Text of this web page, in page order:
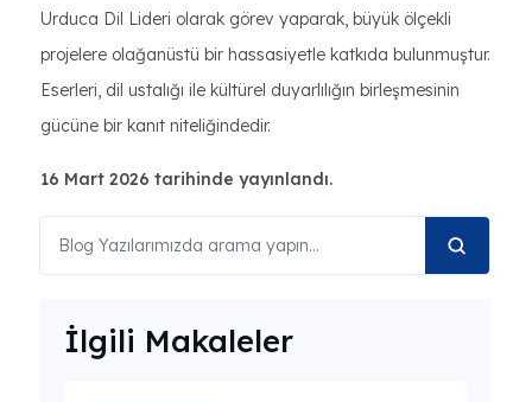
Urduca Dil Lideri olarak görev yaparak, büyük ölçekli
projelere olağanüstü bir hassasiyetle katkıda bulunmuştur.
Eserleri, dil ustalığı ile kültürel duyarlılığın birleşmesinin
gücüne bir kanıt niteliğindedir.
16 Mart 2026 tarihinde yayınlandı.
İlgili Makaleler